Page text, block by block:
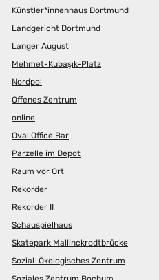
Künstler*innenhaus Dortmund
Landgericht Dortmund
Langer August
Mehmet-Kubaşık-Platz
Nordpol
Offenes Zentrum
online
Oval Office Bar
Parzelle im Depot
Raum vor Ort
Rekorder
Rekorder II
Schauspielhaus
Skatepark Mallinckrodtbrücke
Sozial-Ökologisches Zentrum